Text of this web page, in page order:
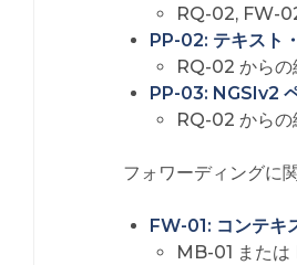
RQ-02, FW-
PP-02: テキスト
RQ-02 からの
PP-03: NGSIv2
RQ-02 からの
フォワーディングに
FW-01: コンテキ
MB-01 また